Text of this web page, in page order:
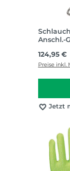
Anschl.-G
Regulärer
124,95 €
Preise inkl.
Jetzt